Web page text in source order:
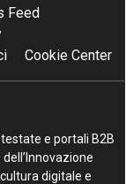
Feed
Cookie Center
e portali B2B
digitale e